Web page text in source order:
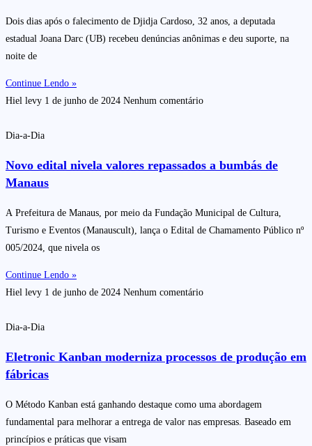
Dois dias após o falecimento de Djidja Cardoso, 32 anos, a deputada
estadual Joana Darc (UB) recebeu denúncias anônimas e deu suporte, na
noite de
Continue Lendo »
Hiel levy 1 de junho de 2024 Nenhum comentário
Dia-a-Dia
Novo edital nivela valores repassados a bumbás de
Manaus
A Prefeitura de Manaus, por meio da Fundação Municipal de Cultura,
Turismo e Eventos (Manauscult), lança o Edital de Chamamento Público nº
005/2024, que nivela os
Continue Lendo »
Hiel levy 1 de junho de 2024 Nenhum comentário
Dia-a-Dia
Eletronic Kanban moderniza processos de produção em
fábricas
O Método Kanban está ganhando destaque como uma abordagem
fundamental para melhorar a entrega de valor nas empresas. Baseado em
princípios e práticas que visam